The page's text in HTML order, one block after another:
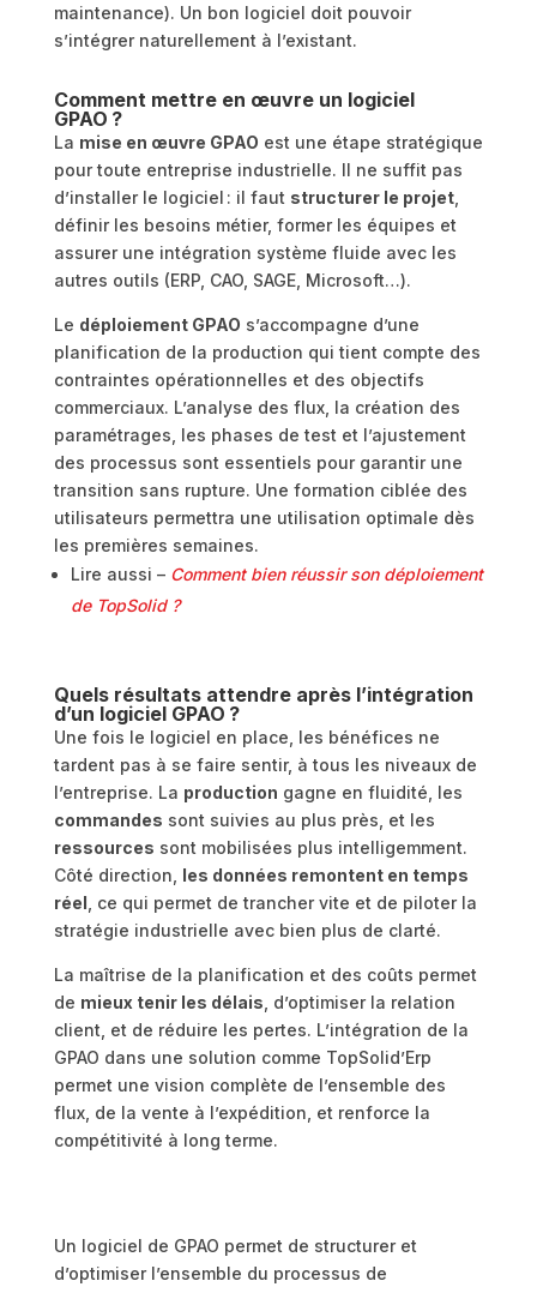
maintenance). Un bon logiciel doit pouvoir
s’intégrer naturellement à l’existant.
Comment mettre en œuvre un logiciel
GPAO ?
La mise en œuvre GPAO est une étape stratégique
pour toute entreprise industrielle. Il ne suffit pas
d’installer le logiciel : il faut structurer le projet,
définir les besoins métier, former les équipes et
assurer une intégration système fluide avec les
autres outils (ERP, CAO, SAGE, Microsoft…).
Le déploiement GPAO s’accompagne d’une
planification de la production qui tient compte des
contraintes opérationnelles et des objectifs
commerciaux. L’analyse des flux, la création des
paramétrages, les phases de test et l’ajustement
des processus sont essentiels pour garantir une
transition sans rupture. Une formation ciblée des
utilisateurs permettra une utilisation optimale dès
les premières semaines.
Lire aussi – Comment bien réussir son déploiement
de TopSolid ?
Quels résultats attendre après l’intégration
d’un logiciel GPAO ?
Une fois le logiciel en place, les bénéfices ne
tardent pas à se faire sentir, à tous les niveaux de
l’entreprise. La production gagne en fluidité, les
commandes sont suivies au plus près, et les
ressources sont mobilisées plus intelligemment.
Côté direction, les données remontent en temps
réel , ce qui permet de trancher vite et de piloter la
stratégie industrielle avec bien plus de clarté.
La maîtrise de la planification et des coûts permet
de mieux tenir les délais , d’optimiser la relation
client, et de réduire les pertes. L’intégration de la
GPAO dans une solution comme TopSolid’Erp
permet une vision complète de l’ensemble des
flux, de la vente à l’expédition, et renforce la
compétitivité à long terme.
Un logiciel de GPAO permet de structurer et
d’optimiser l’ensemble du processus de